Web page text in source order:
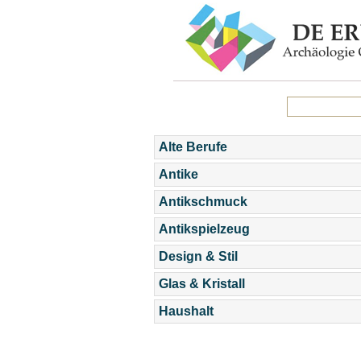
Alte Berufe
Antike
Antikschmuck
Antikspielzeug
Design & Stil
Glas & Kristall
Haushalt